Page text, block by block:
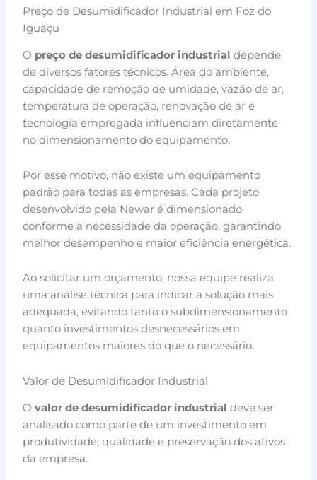
Preço de Desumidificador Industrial em Foz do
Iguaçu
O preço de desumidificador industrial depende
de diversos fatores técnicos. Área do ambiente,
capacidade de remoção de umidade, vazão de ar,
temperatura de operação, renovação de ar e
tecnologia empregada influenciam diretamente
no dimensionamento do equipamento.
Por esse motivo, não existe um equipamento
padrão para todas as empresas. Cada projeto
desenvolvido pela Newar é dimensionado
conforme a necessidade da operação, garantindo
melhor desempenho e maior eficiência energética.
Ao solicitar um orçamento, nossa equipe realiza
uma análise técnica para indicar a solução mais
adequada, evitando tanto o subdimensionamento
quanto investimentos desnecessários em
equipamentos maiores do que o necessário.
Valor de Desumidificador Industrial
Ovalor de desumidificador industrial deve ser
analisado como parte de um investimento em
produtividade, qualidade e preservação dos ativos
da empresa.